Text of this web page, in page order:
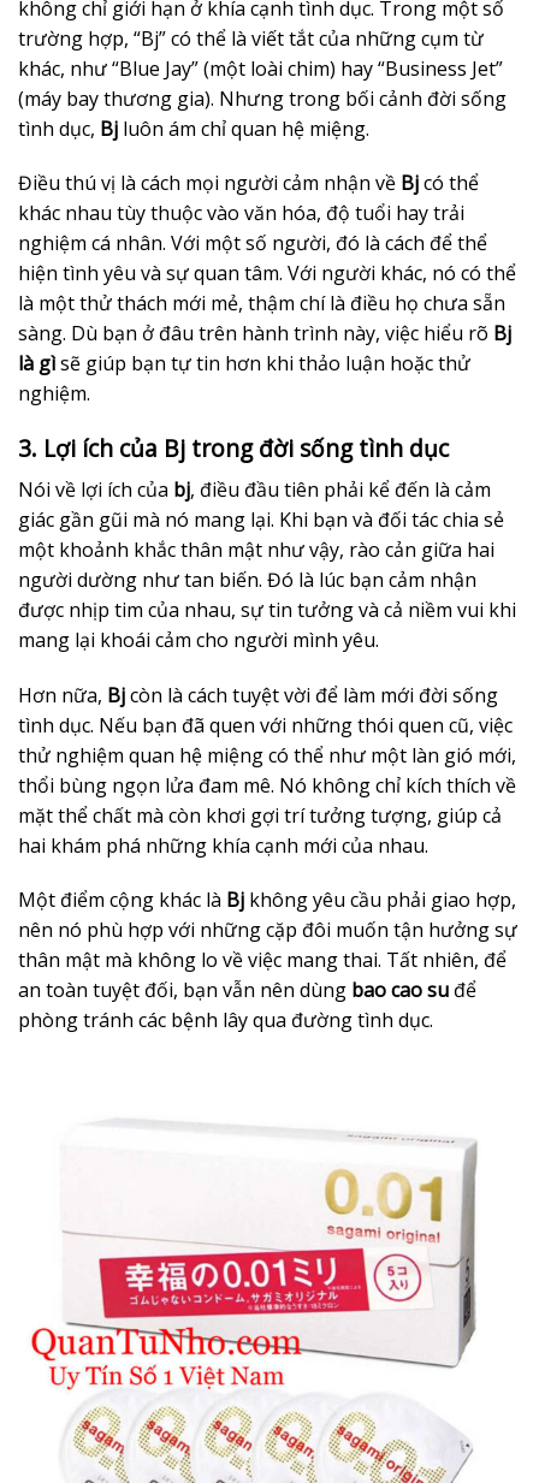
không chỉ giới hạn ở khía cạnh tình dục. Trong một số
trường hợp, “Bj” có thể là viết tắt của những cụm từ
khác, như “Blue Jay” (một loài chim) hay “Business Jet”
(máy bay thương gia). Nhưng trong bối cảnh đời sống
tình dục, Bj luôn ám chỉ quan hệ miệng.
Điều thú vị là cách mọi người cảm nhận về Bjcó thể
khác nhau tùy thuộc vào văn hóa, độ tuổi hay trải
nghiệm cá nhân. Với một số người, đó là cách để thể
hiện tình yêu và sự quan tâm. Với người khác, nó có thể
là một thử thách mới mẻ, thậm chí là điều họ chưa sẵn
sàng. Dù bạn ở đâu trên hành trình này, việc hiểu rõ Bj
là gìsẽ giúp bạn tự tin hơn khi thảo luận hoặc thử
nghiệm.
3. Lợi ích của Bj trong đời sống tình dục
Nói về lợi ích của bj, điều đầu tiên phải kể đến là cảm
giác gần gũi mà nó mang lại. Khi bạn và đối tác chia sẻ
một khoảnh khắc thân mật như vậy, rào cản giữa hai
người dường như tan biến. Đó là lúc bạn cảm nhận
được nhịp tim của nhau, sự tin tưởng và cả niềm vui khi
mang lại khoái cảm cho người mình yêu.
Hơn nữa, Bjcòn là cách tuyệt vời để làm mới đời sống
tình dục. Nếu bạn đã quen với những thói quen cũ, việc
thử nghiệm quan hệ miệng có thể như một làn gió mới,
thổi bùng ngọn lửa đam mê. Nó không chỉ kích thích về
mặt thể chất mà còn khơi gợi trí tưởng tượng, giúp cả
hai khám phá những khía cạnh mới của nhau.
Một điểm cộng khác là Bj không yêu cầu phải giao hợp,
nên nó phù hợp với những cặp đôi muốn tận hưởng sự
thân mật mà không lo về việc mang thai. Tất nhiên, để
an toàn tuyệt đối, bạn vẫn nên dùng bao cao su để
phòng tránh các bệnh lây qua đường tình dục.